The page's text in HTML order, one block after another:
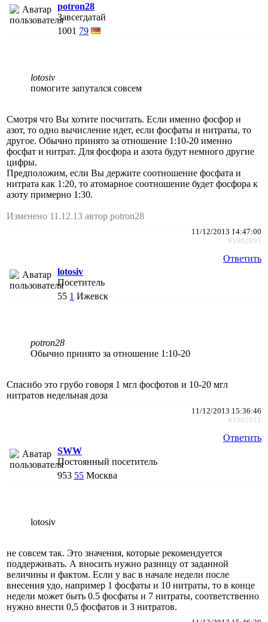
potron28
Завсегдатай
1001 79
lotosiv
помогите запутался совсем
Смотря что Вы хотите посчитать. Если именно фосфор и
азот, то одно вычисление идет, если фосфаты и нитраты, то
другое. Обычно принято за отношение 1:10-20 именно
фосфат и нитрат. Для фосфора и азота будут немного другие
цифры.
Предположим, если Вы держите соотношение фосфата и
нитрата как 1:20, то атомарное соотношение будет фосфора к
азоту примерно 1:30.
Изменено 11.12.13 автор potron28
11/12/2013 14:47:00
#1902891
Ответить
lotosiv
Посетитель
55 1 Ижевск
potron28
Обычно принято за отношение 1:10-20
Спасибо это грубо говоря 1 мгл фосфотов и 10-20 мгл
нитратов недельная доза
11/12/2013 15:36:46
#1902911
Ответить
SWW
Постоянный посетитель
953 55 Москва
lotosiv
не совсем так. Это значения, которые рекомендуется
поддерживать. А вносить нужно разницу от заданной
величины и фактом. Если у вас в начале недели после
внесения удо, например 1 фосфаты и 10 нитраты, то в конце
недели может быть 0.5 фосфаты и 7 нитраты, соответственно
нужно внести 0,5 фосфатов и 3 нитратов.